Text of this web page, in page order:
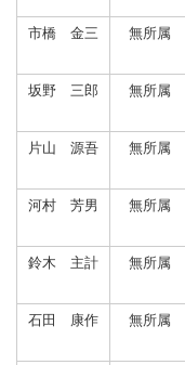
市橋 金三
無所属
坂野 三郎
無所属
片山 源吾
無所属
河村 芳男
無所属
鈴木 主計
無所属
石田 康作
無所属